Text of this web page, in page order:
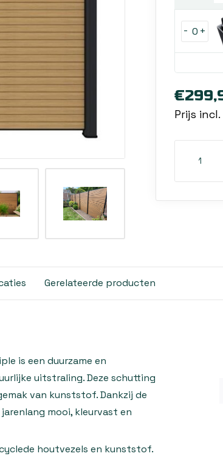
- +
Prijs incl.
Gerelateerde producten
is een duurzame en
uitstraling. Deze schutting
van kunststof. Dankzij de
mooi, kleurvast en
houtvezels en kunststof.